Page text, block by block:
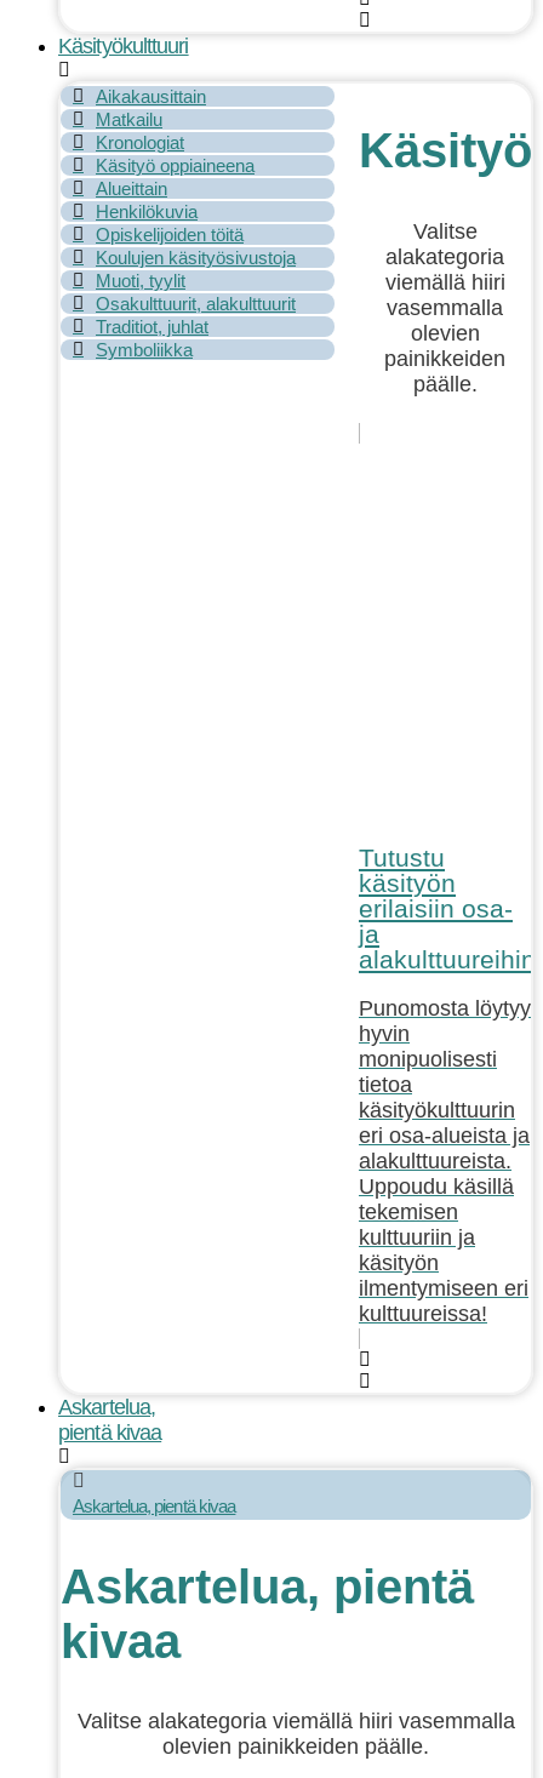
Käsityökulttuuri
Aikakausittain
Matkailu
Kronologiat
Käsityö oppiaineena
Alueittain
Henkilökuvia
Opiskelijoiden töitä
Koulujen käsityösivustoja
Muoti, tyylit
Osakulttuurit, alakulttuurit
Traditiot, juhlat
Symboliikka
Valitse
alakategoria
viemällä hiiri
vasemmalla
olevien
painikkeiden
päälle.
Tutustu
käsityön
erilaisiin osa-
ja
alakulttuureihin!
Punomosta löytyy
hyvin
monipuolisesti
tietoa
käsityökulttuurin
eri osa-alueista ja
alakulttuureista.
Uppoudu käsillä
tekemisen
kulttuuriin ja
käsityön
ilmentymiseen eri
kulttuureissa!
Askartelua,
pientä kivaa
Askartelua, pientä kivaa
Askartelua, pientä
kivaa
Valitse alakategoria viemällä hiiri vasemmalla
olevien painikkeiden päälle.